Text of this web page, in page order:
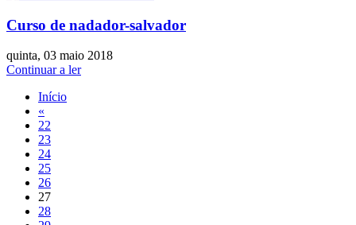
Curso de nadador-salvador
quinta, 03 maio 2018
Continuar a ler
Início
«
22
23
24
25
26
27
28